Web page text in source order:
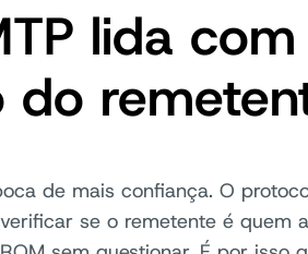
lida
do
de mais confiança. O
se o remetente é quem